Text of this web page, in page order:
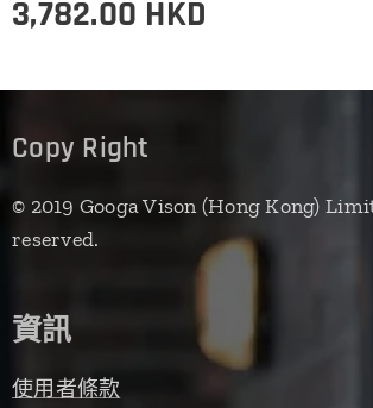
3,782.00 HKD
Copy Right
© 2019 Googa Vison (Hong Kong)
reserved.
資訊
使用者條款